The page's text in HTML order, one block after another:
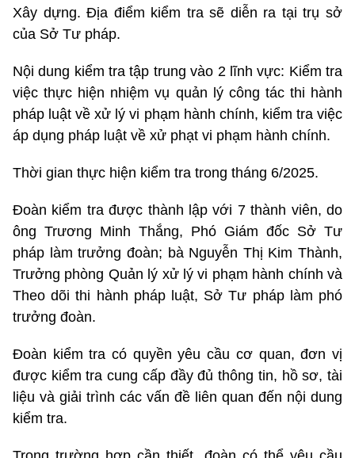
Xây dựng. Địa điểm kiểm tra sẽ diễn ra tại trụ sở
của Sở Tư pháp.
Nội dung kiểm tra tập trung vào 2 lĩnh vực: Kiểm tra
việc thực hiện nhiệm vụ quản lý công tác thi hành
pháp luật về xử lý vi phạm hành chính, kiểm tra việc
áp dụng pháp luật về xử phạt vi phạm hành chính.
Thời gian thực hiện kiểm tra trong tháng 6/2025.
Đoàn kiểm tra được thành lập với 7 thành viên, do
ông Trương Minh Thắng, Phó Giám đốc Sở Tư
pháp làm trưởng đoàn; bà Nguyễn Thị Kim Thành,
Trưởng phòng Quản lý xử lý vi phạm hành chính và
Theo dõi thi hành pháp luật, Sở Tư pháp làm phó
trưởng đoàn.
Đoàn kiểm tra có quyền yêu cầu cơ quan, đơn vị
được kiểm tra cung cấp đầy đủ thông tin, hồ sơ, tài
liệu và giải trình các vấn đề liên quan đến nội dung
kiểm tra.